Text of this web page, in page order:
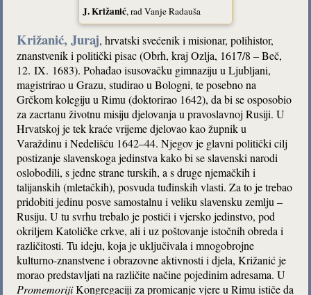
J. Križanić, rad Vanje Radauša
Križanić, Juraj, hrvatski svećenik i misionar, polihistor,
znanstvenik i politički pisac (Obrh, kraj Ozlja, 1617/8 – Beč,
12. IX. 1683). Pohađao isusovačku gimnaziju u Ljubljani,
magistrirao u Grazu, studirao u Bologni, te posebno na
Grčkom kolegiju u Rimu (doktorirao 1642), da bi se osposobio
za zacrtanu životnu misiju djelovanja u pravoslavnoj Rusiji. U
Hrvatskoj je tek kraće vrijeme djelovao kao župnik u
Varaždinu i Nedelišću 1642–44. Njegov je glavni politički cilj
postizanje slavenskoga jedinstva kako bi se slavenski narodi
oslobodili, s jedne strane turskih, a s druge njemačkih i
talijanskih (mletačkih), posvuda tuđinskih vlasti. Za to je trebao
pridobiti jedinu posve samostalnu i veliku slavensku zemlju –
Rusiju. U tu svrhu trebalo je postići i vjersko jedinstvo, pod
okriljem Katoličke crkve, ali i uz poštovanje istočnih obreda i
različitosti. Tu ideju, koja je uključivala i mnogobrojne
kulturno-znanstvene i obrazovne aktivnosti i djela, Križanić je
morao predstavljati na različite načine pojedinim adresama. U
PromemorijiKongregaciji za promicanje vjere u Rimu ističe da